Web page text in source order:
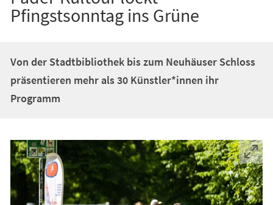
Pfingstsonntag ins Grüne
Von der Stadtbibliothek bis zum Neuhäuser Schloss
präsentieren mehr als 30 Künstler*innen ihr
Programm